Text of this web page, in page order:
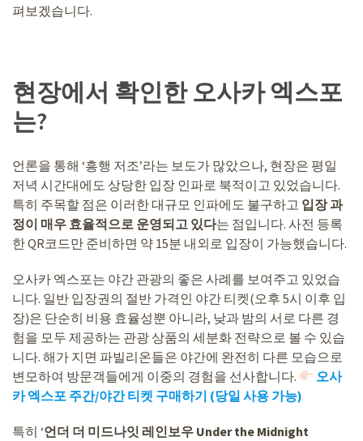
펴보겠습니다.
현장에서 확인한 오사카 엑스포
는?
언론을 통해 ‘흥행 저조’라는 보도가 많았으나, 현장은 평일
저녁 시간대에도 상당한 입장 인파로 북적이고 있었습니다.
특히 주목할 점은 이러한 대규모 인파에도 불구하고 입장 과
정이 매우 효율적으로 운영되고 있다는 점입니다. 사전 등록
한 QR코드만 준비하면 약 15분 내외로 입장이 가능했습니다.
오사카 엑스포는 야간 관광의 좋은 사례를 보여주고 있었습
니다. 일반 입장권의 절반 가격인 야간 티켓(오후 5시 이후 입
장)은 단순히 비용 효율성뿐 아니라, 낮과 밤의 서로 다른 경
험을 모두 제공하는 관광 상품의 세분화 전략으로 볼 수 있습
니다. 해가 지면 파빌리온들은 야간에 완전히 다른 모습으로
변모하여 방문객들에게 이중의 경험을 선사합니다.
오사
카 엑스포 주간/야간 티켓 구매하기 (당일 사용 가능)
특히 ‘언더 더 미드나잇 레인보우 Under the Midnight